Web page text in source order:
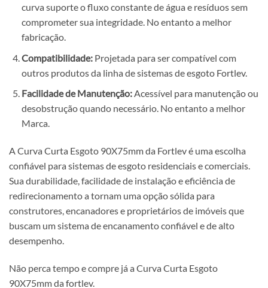
curva suporte o fluxo constante de água e resíduos sem
comprometer sua integridade. No entanto a melhor
fabricação.
Compatibilidade:Projetada para ser compatível com
outros produtos da linha de sistemas de esgoto Fortlev.
Facilidade de Manutenção:Acessível para manutenção ou
desobstrução quando necessário. No entanto a melhor
Marca.
A Curva Curta Esgoto 90X75mm da Fortlev é uma escolha
confiável para sistemas de esgoto residenciais e comerciais.
Sua durabilidade, facilidade de instalação e eficiência de
redirecionamento a tornam uma opção sólida para
construtores, encanadores e proprietários de imóveis que
buscam um sistema de encanamento confiável e de alto
desempenho.
Não perca tempo e compre já a Curva Curta Esgoto
90X75mm da fortlev.